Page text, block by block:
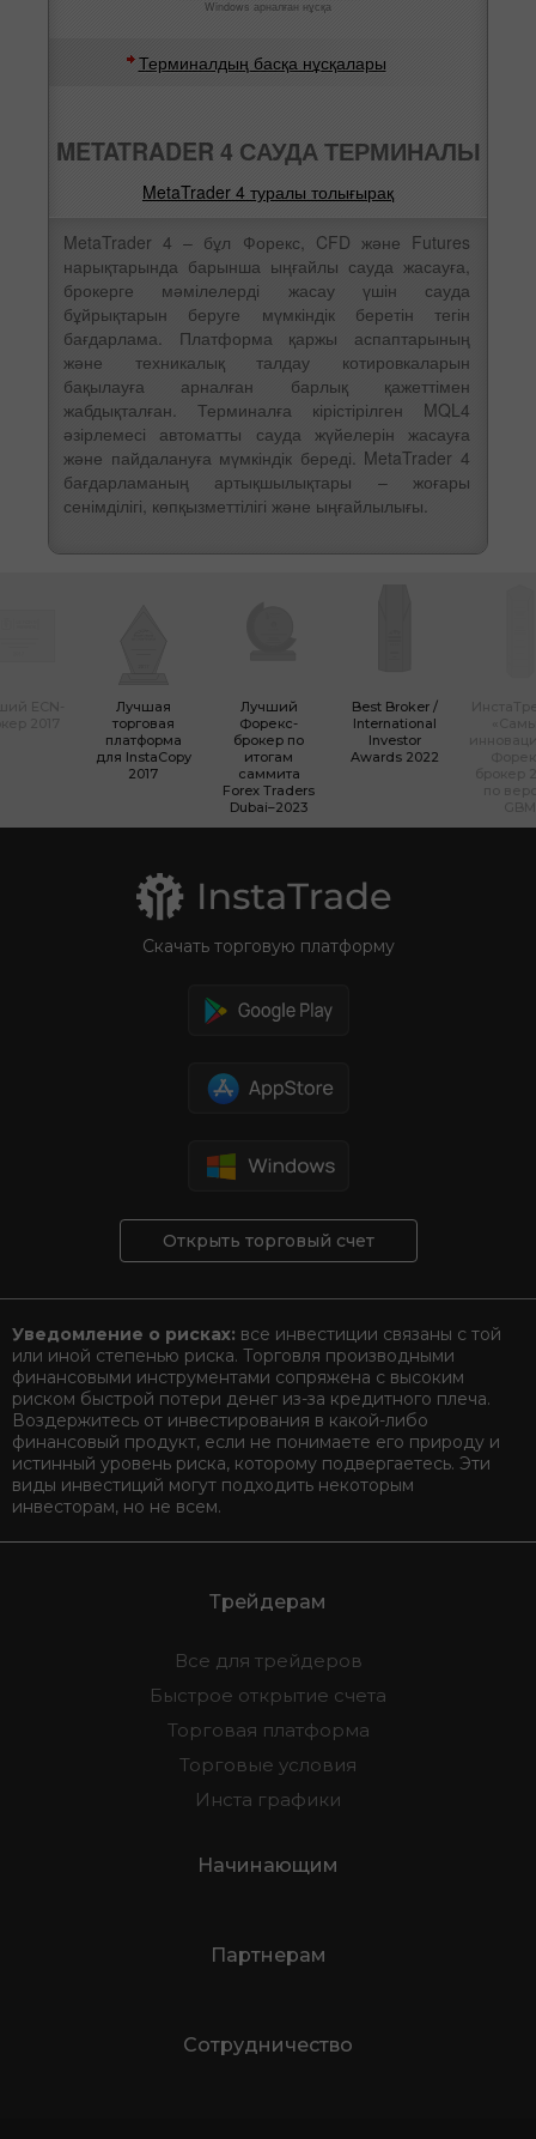
Windows арналған нұсқа
Терминалдың басқа нұсқалары
METATRADER 4 САУДА ТЕРМИНАЛЫ
MetaTrader 4 туралы толығырақ
MetaTrader 4 – бұл Форекс, CFD және Futures
нарықтарында барынша ыңғайлы сауда жасауға,
брокерге мәмілелерді жасау үшін сауда
бұйрықтарын беруге мүмкіндік беретін тегін
бағдарлама. Платформа қаржы аспаптарының
және техникалық талдау котировкаларын
бақылауға арналған барлық қажеттімен
жабдықталған. Терминалға кірістірілген MQL4
әзірлемесі автоматты сауда жүйелерін жасауға
және пайдалануға мүмкіндік береді. MetaTrader 4
бағдарламаның артықшылықтары – жоғары
сенімділігі, көпқызметтілігі және ыңғайлылығы.
Лучшая
торговая
платформа
для InstaCopy
2017
Лучший
Форекс-
брокер по
итогам
саммита
Forex Traders
Dubai–2023
Best Broker /
International
Investor
Awards 2022
Скачать торговую платформу
Открыть торговый счет
Уведомление о рисках: все инвестиции связаны с той
или иной степенью риска. Торговля производными
финансовыми инструментами сопряжена с высоким
риском быстрой потери денег из-за кредитного плеча.
Воздержитесь от инвестирования в какой-либо
финансовый продукт, если не понимаете его природу и
истинный уровень риска, которому подвергаетесь. Эти
виды инвестиций могут подходить некоторым
инвесторам, но не всем.
Трейдерам
Все для трейдеров
Быстрое открытие счета
Торговая платформа
Торговые условия
Инста графики
Начинающим
Партнерам
Сотрудничество